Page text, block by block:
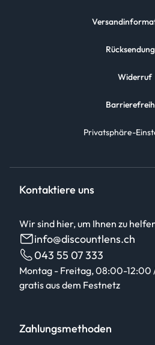
Widerruf
Privatsphäre-
Kontaktiere uns
Wir sind hier, um Ihnen zu
info@discountlens.ch
043 55 07 333
Montag - Freitag, 08:00-12:00
gratis aus dem Festnetz
Zahlungsmethoden